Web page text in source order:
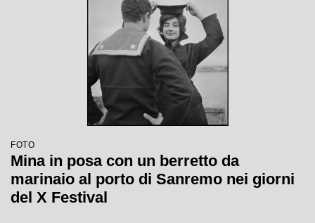
FOTO
Mina in posa con un berretto da
marinaio al porto di Sanremo nei giorni
del X Festival